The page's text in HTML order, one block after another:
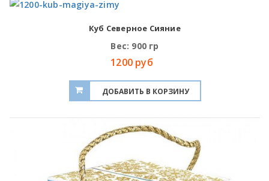
Куб Северное Сияние
Вес: 900 гр
1200 руб